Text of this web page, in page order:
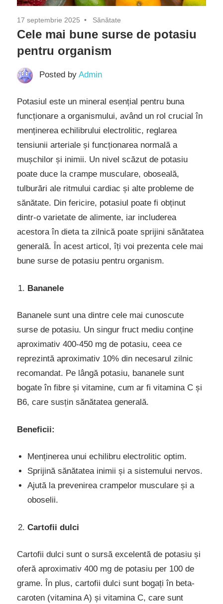
17 septembrie 2025 Sănătate
Cele mai bune surse de potasiu
pentru organism
Posted by Admin
Potasiul este un mineral esențial pentru buna
funcționare a organismului, având un rol crucial în
menținerea echilibrului electrolitic, reglarea
tensiunii arteriale și funcționarea normală a
mușchilor și inimii. Un nivel scăzut de potasiu
poate duce la crampe musculare, oboseală,
tulburări ale ritmului cardiac și alte probleme de
sănătate. Din fericire, potasiul poate fi obținut
dintr-o varietate de alimente, iar includerea
acestora în dieta ta zilnică poate sprijini sănătatea
generală. În acest articol, îți voi prezenta cele mai
bune surse de potasiu pentru organism.
Bananele
Bananele sunt una dintre cele mai cunoscute
surse de potasiu. Un singur fruct mediu conține
aproximativ 400-450 mg de potasiu, ceea ce
reprezintă aproximativ 10% din necesarul zilnic
recomandat. Pe lângă potasiu, bananele sunt
bogate în fibre și vitamine, cum ar fi vitamina C și
B6, care susțin sănătatea generală.
Beneficii:
Menținerea unui echilibru electrolitic optim.
Sprijină sănătatea inimii și a sistemului nervos.
Ajută la prevenirea crampelor musculare și a
oboselii.
Cartofii dulci
Cartofii dulci sunt o sursă excelentă de potasiu și
oferă aproximativ 400 mg de potasiu per 100 de
grame. În plus, cartofii dulci sunt bogați în beta-
caroten (vitamina A) și vitamina C, care sunt